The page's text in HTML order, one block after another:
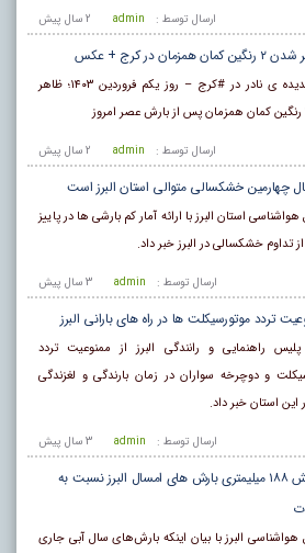
2 سال پيش ارسال توسط : admin
کمان همزمان در کرج + عکس
وقوع پدیده ی نادر در #کرج – روز یکم فروردین ۱۴۰۳؛ ظاهر
2 سال پيش ارسال توسط : admin
چهارمین خشکسالی متوالی استان البرز است
استان البرز با ارائه آمار کم بارشی ها در پاییز
تداوم خشکسالی در البرز خبر داد.
3 سال پيش ارسال توسط : admin
تردد موتورسیکلت ها در راه های بارانی البرز
راهنمایی و رانندگی البرز از ممنوعیت تردد
و دوچرخه سواران در زمان بارندگی و لغزندگی
این استان خبر داد.
3 سال پيش ارسال توسط : admin
کاهش ۱۸۸ میلیمتری بارش های امسال البرز نسبت به
هواشناسی البرز با بیان اینکه بارش‌های سال آبی جاری